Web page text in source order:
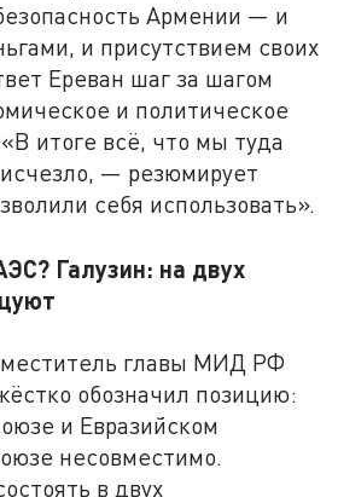
Армении — и
и присутствием своих
Ереван шаг за шагом
и политическое
итоге всё, что мы туда
— резюмирует
себя использовать».
Галузин: на двух
главы МИД РФ
обозначил позицию:
и Евразийском
несовместимо.
в двух